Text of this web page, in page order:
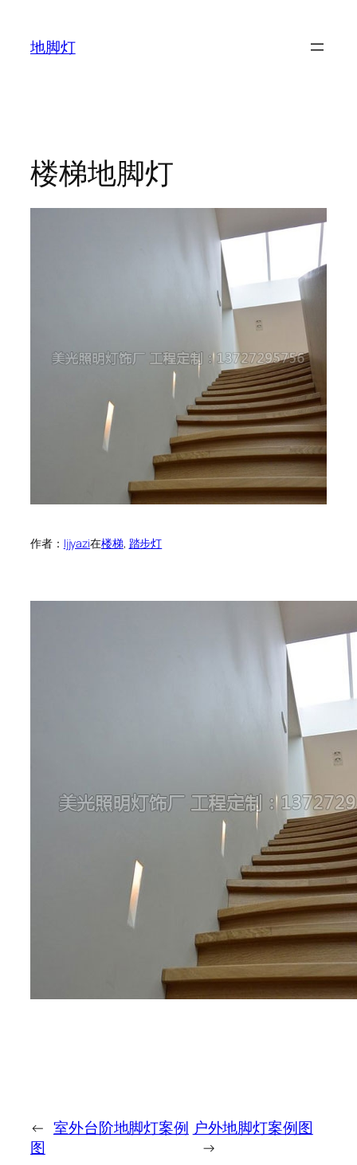
地脚灯
楼梯地脚灯
作者： ljjyazi在楼梯, 踏步灯
← 室外台阶地脚灯案例
图
户外地脚灯案例图
→